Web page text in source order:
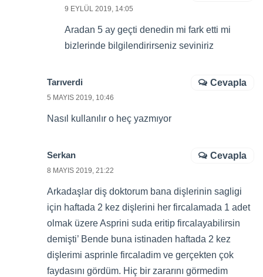
9 EYLÜL 2019, 14:05
Aradan 5 ay geçti denedin mi fark etti mi
bizlerinde bilgilendirirseniz seviniriz
Tarıverdi
5 MAYIS 2019, 10:46
Nasıl kullanılır o heç yazmıyor
Cevapla
Serkan
8 MAYIS 2019, 21:22
Arkadaşlar diş doktorum bana dişlerinin sagligi
için haftada 2 kez dişlerini her fircalamada 1 adet
olmak üzere Asprini suda eritip fircalayabilirsin
demişti’ Bende buna istinaden haftada 2 kez
dişlerimi asprinle fircaladim ve gerçekten çok
faydasını gördüm. Hiç bir zararını görmedim
Cevapla